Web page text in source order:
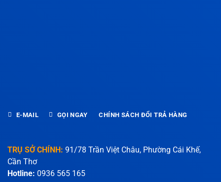
TRỤ SỞ CHÍNH: 91/78 Trần Việt Châu, Phường Cái Khế,
Cần Thơ
Hotline: 0936 565 165
E-MAIL GỌI NGAY CHÍNH SÁCH ĐỔI TRẢ HÀNG